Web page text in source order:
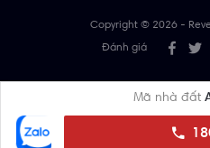
Mã nhà đất
Copyright © 2026 -
Đánh giá